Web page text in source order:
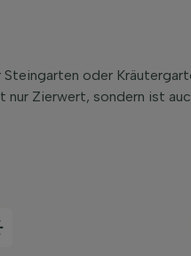
oder
Zierwert, sondern ist